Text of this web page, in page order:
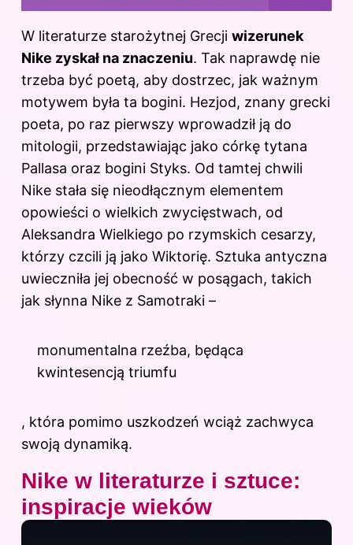
W literaturze starożytnej Grecji wizerunek
Nike zyskał na znaczeniu. Tak naprawdę nie
trzeba być poetą, aby dostrzec, jak ważnym
motywem była ta bogini. Hezjod, znany grecki
poeta, po raz pierwszy wprowadził ją do
mitologii, przedstawiając jako córkę tytana
Pallasa oraz bogini Styks. Od tamtej chwili
Nike stała się nieodłącznym elementem
opowieści o wielkich zwycięstwach, od
Aleksandra Wielkiego po rzymskich cesarzy,
którzy czcili ją jako Wiktorię. Sztuka antyczna
uwieczniła jej obecność w posągach, takich
jak słynna Nike z Samotraki –
monumentalna rzeźba, będąca
kwintesencją triumfu
, która pomimo uszkodzeń wciąż zachwyca
swoją dynamiką.
Nike w literaturze i sztuce:
inspiracje wieków